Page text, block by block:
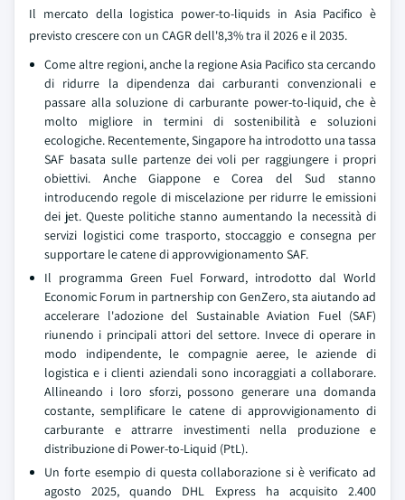
Il mercato della logistica power-to-liquids in Asia Pacifico è
previsto crescere con un CAGR dell'8,3% tra il 2026 e il 2035.
Come altre regioni, anche la regione Asia Pacifico sta cercando
di ridurre la dipendenza dai carburanti convenzionali e
passare alla soluzione di carburante power-to-liquid, che è
molto migliore in termini di sostenibilità e soluzioni
ecologiche. Recentemente, Singapore ha introdotto una tassa
SAF basata sulle partenze dei voli per raggiungere i propri
obiettivi. Anche Giappone e Corea del Sud stanno
introducendo regole di miscelazione per ridurre le emissioni
dei jet. Queste politiche stanno aumentando la necessità di
servizi logistici come trasporto, stoccaggio e consegna per
supportare le catene di approvvigionamento SAF.
Il programma Green Fuel Forward, introdotto dal World
Economic Forum in partnership con GenZero, sta aiutando ad
accelerare l'adozione del Sustainable Aviation Fuel (SAF)
riunendo i principali attori del settore. Invece di operare in
modo indipendente, le compagnie aeree, le aziende di
logistica e i clienti aziendali sono incoraggiati a collaborare.
Allineando i loro sforzi, possono generare una domanda
costante, semplificare le catene di approvvigionamento di
carburante e attrarre investimenti nella produzione e
distribuzione di Power-to-Liquid (PtL).
Un forte esempio di questa collaborazione si è verificato ad
agosto 2025, quando DHL Express ha acquisito 2.400